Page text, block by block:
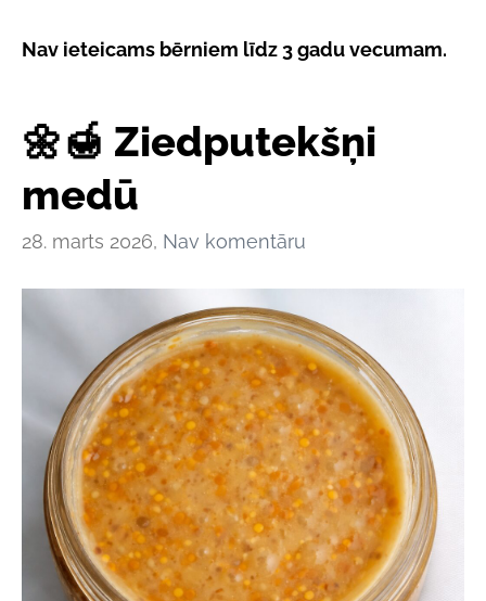
Nav ieteicams bērniem līdz 3 gadu vecumam.
🌼🍯 Ziedputekšņi
medū
28. marts 2026, Nav komentāru